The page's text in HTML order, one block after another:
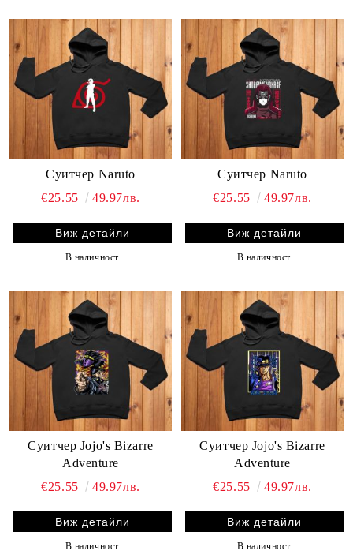
Суитчер Naruto
€25.55
49.97лв.
Виж детайли
В наличност
Суитчер Naruto
€25.55
49.97лв.
Виж детайли
В наличност
Суитчер Jojo's Bizarre
Adventure
€25.55
49.97лв.
Виж детайли
В наличност
Суитчер Jojo's Bizarre
Adventure
€25.55
49.97лв.
Виж детайли
В наличност